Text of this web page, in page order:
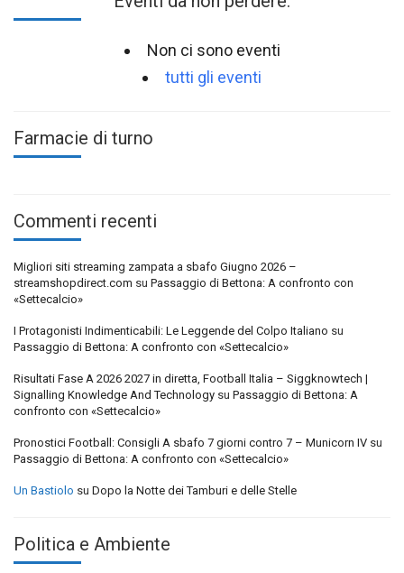
Non ci sono eventi
tutti gli eventi
Farmacie di turno
Commenti recenti
Migliori siti streaming zampata a sbafo Giugno 2026 –
streamshopdirect.com su Passaggio di Bettona: A confronto con
«Settecalcio»
I Protagonisti Indimenticabili: Le Leggende del Colpo Italiano su
Passaggio di Bettona: A confronto con «Settecalcio»
Risultati Fase A 2026 2027 in diretta, Football Italia – Siggknowtech |
Signalling Knowledge And Technology su Passaggio di Bettona: A
confronto con «Settecalcio»
Pronostici Football: Consigli A sbafo 7 giorni contro 7 – Municorn IV su
Passaggio di Bettona: A confronto con «Settecalcio»
Un Bastiolo su Dopo la Notte dei Tamburi e delle Stelle
Politica e Ambiente